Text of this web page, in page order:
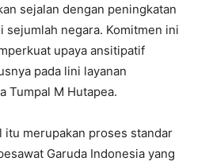
sejalan dengan peningkatan
sejumlah negara. Komitmen ini
upaya ansitipatif
pada lini layanan
Tumpal M Hutapea.
itu merupakan proses standar
Garuda Indonesia yang